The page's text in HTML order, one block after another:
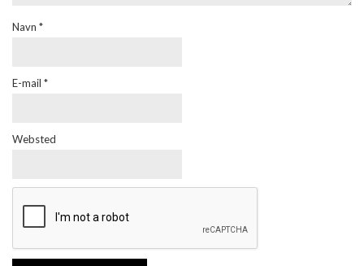
Navn *
E-mail *
Websted